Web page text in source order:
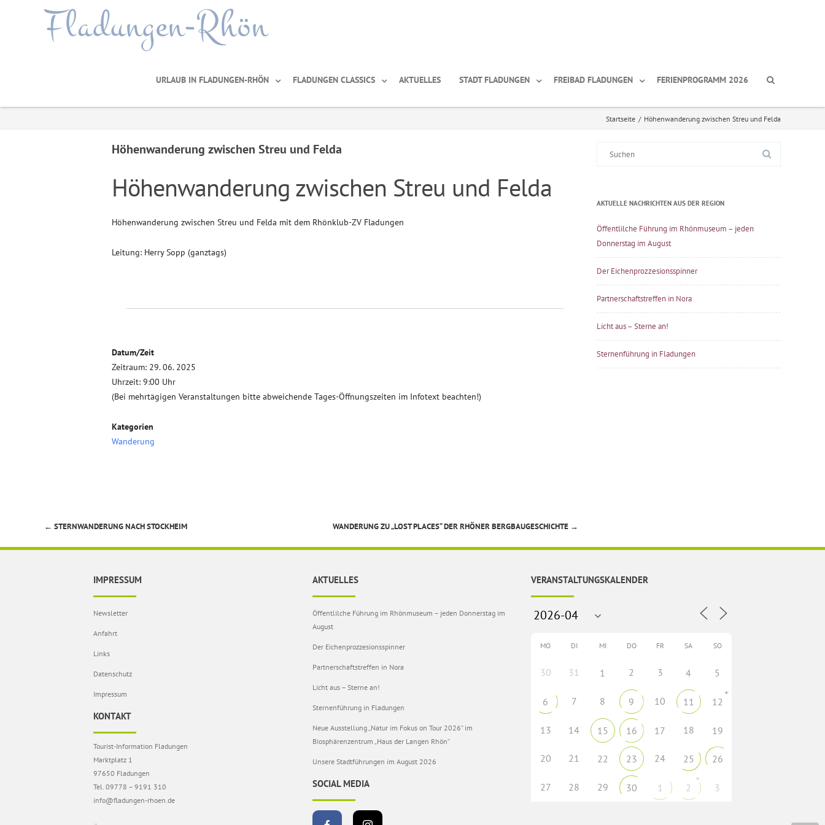
Fladungen-Rhön
URLAUB IN FLADUNGEN-RHÖN FLADUNGEN CLASSICS AKTUELLES STADT FLADUNGEN FREIBAD FLADUNGEN FERIENPROGRAMM 2026
Startseite / Höhenwanderung zwischen Streu und Felda
Höhenwanderung zwischen Streu und Felda
Höhenwanderung zwischen Streu und Felda
Höhenwanderung zwischen Streu und Felda mit dem Rhönklub-ZV Fladungen
Leitung: Herry Sopp (ganztags)
Datum/Zeit
Zeitraum: 29. 06. 2025
Uhrzeit: 9:00 Uhr
(Bei mehrtägigen Veranstaltungen bitte abweichende Tages-Öffnungszeiten im Infotext beachten!)
Kategorien
Wanderung
Beitragsnavigation
← STERNWANDERUNG NACH STOCKHEIM WANDERUNG ZU „LOST PLACES“ DER RHÖNER BERGBAUGESCHICHTE →
AKTUELLE NACHRICHTEN AUS DER REGION
Öffentlilche Führung im Rhönmuseum – jeden
Donnerstag im August
Der Eichenprozzesionsspinner
Partnerschaftstreffen in Nora
Licht aus – Sterne an!
Sternenführung in Fladungen
IMPRESSUM
Newsletter
Anfahrt
Links
Datenschutz
Impressum
KONTAKT
Tourist-Information Fladungen
Marktplatz 1
97650 Fladungen
Tel. 09778 – 9191 310
info@fladungen-rhoen.de
AKTUELLES
Öffentlilche Führung im Rhönmuseum – jeden Donnerstag im
August
Der Eichenprozzesionsspinner
Partnerschaftstreffen in Nora
Licht aus – Sterne an!
Sternenführung in Fladungen
Neue Ausstellung „Natur im Fokus on Tour 2026“ im
Biosphärenzentrum „Haus der Langen Rhön“
Unsere Stadtführungen im August 2026
SOCIAL MEDIA
VERANSTALTUNGSKALENDER
MO DI MI DO FR SA SO
30 31 1 2 3 4 5
6 7 8 9 10 11 12
+
13 14 15 16 17 18 19
20 21 22 23 24 25 26
27 28 29 30 1 2
+
3